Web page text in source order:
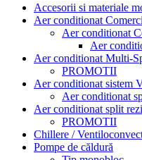
Accesorii si materiale
Aer conditionat
Aer conditionat
Aer
Aer conditionat Multi-
PROMOTII
Aer conditionat sistem
Aer conditionat
Aer conditionat split
PROMOTII
Chillere /
Pompe de căldură